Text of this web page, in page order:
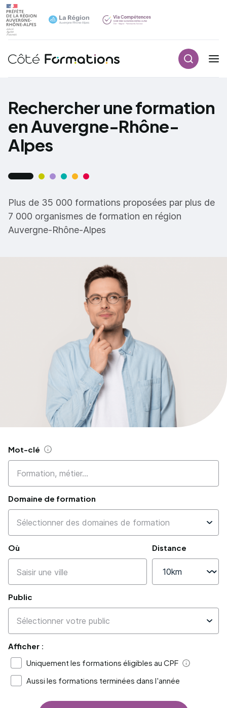
Navigation principale
Rechercher une formation
en Auvergne-Rhône-
Alpes
Plus de 35 000 formations proposées par plus de
7 000 organismes de formation en région
Auvergne-Rhône-Alpes
Mot-clé Aide
Domaine de formation
Où Distance
Public
Afficher :
Uniquement les formations éligibles au CPF
Aide
Aussi les formations terminées dans l'année